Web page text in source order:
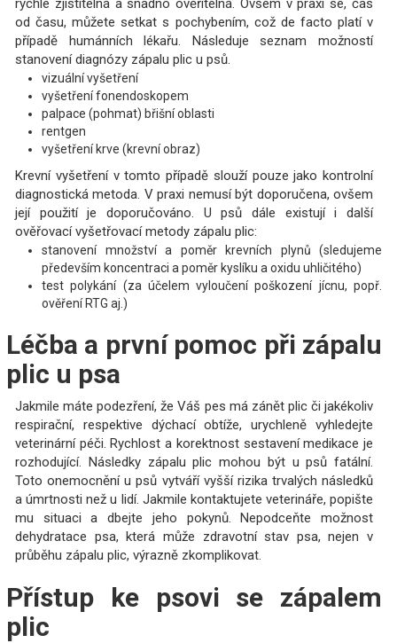
rychle zjistitelná a snadno ověřitelná. Ovšem v praxi se, čas
od času, můžete setkat s pochybením, což de facto platí v
případě humánních lékařu. Následuje seznam možností
stanovení diagnózy zápalu plic u psů.
vizuální vyšetření
vyšetření fonendoskopem
palpace (pohmat) břišní oblasti
rentgen
vyšetření krve (krevní obraz)
Krevní vyšetření v tomto případě slouží pouze jako kontrolní
diagnostická metoda. V praxi nemusí být doporučena, ovšem
její použití je doporučováno. U psů dále existují i další
ověřovací vyšetřovací metody zápalu plic:
stanovení množství a poměr krevních plynů (sledujeme
především koncentraci a poměr kyslíku a oxidu uhličitého)
test polykání (za účelem vyloučení poškození jícnu, popř.
ověření RTG aj.)
Léčba a první pomoc při zápalu
plic u psa
Jakmile máte podezření, že Váš pes má zánět plic či jakékoliv
respirační, respektive dýchací obtíže, urychleně vyhledejte
veterinární péči. Rychlost a korektnost sestavení medikace je
rozhodující. Následky zápalu plic mohou být u psů fatální.
Toto onemocnění u psů vytváří vyšší rizika trvalých následků
a úmrtnosti než u lidí. Jakmile kontaktujete veterináře, popište
mu situaci a dbejte jeho pokynů. Nepodceňte možnost
dehydratace psa, která může zdravotní stav psa, nejen v
průběhu zápalu plic, výrazně zkomplikovat.
Přístup ke psovi se zápalem
plic